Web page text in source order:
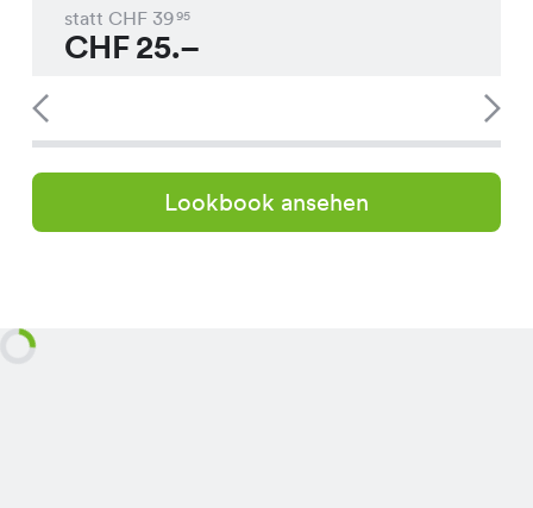
statt CHF 3995
CHF25.–
Lookbook ansehen